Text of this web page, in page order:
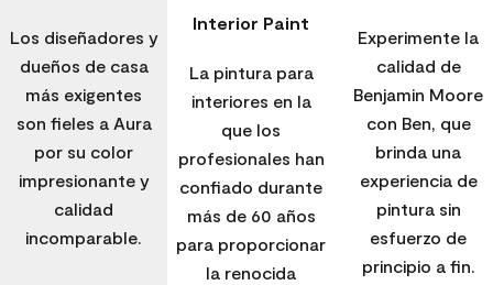
Los diseñadores y
dueños de casa
más exigentes
son fieles a Aura
por su color
impresionante y
calidad
incomparable.
Interior Paint
La pintura para
interiores en la
que los
profesionales han
confiado durante
más de 60 años
para proporcionar
la renocida
Experimente la
calidad de
Benjamin Moore
con Ben, que
brinda una
experiencia de
pintura sin
esfuerzo de
principio a fin.